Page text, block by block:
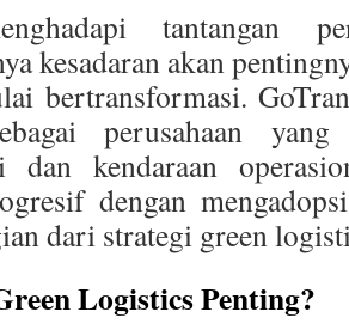
tantangan
kesadaran akan
bertransformasi.
perusahaan
dan kendaraan
dengan
dari strategi green
Logistics Penting?